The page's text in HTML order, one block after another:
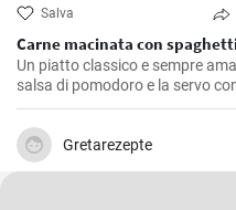
Salva
Carne macinata con
Un piatto classico e sempre
salsa di pomodoro e la servo
Gretarezepte